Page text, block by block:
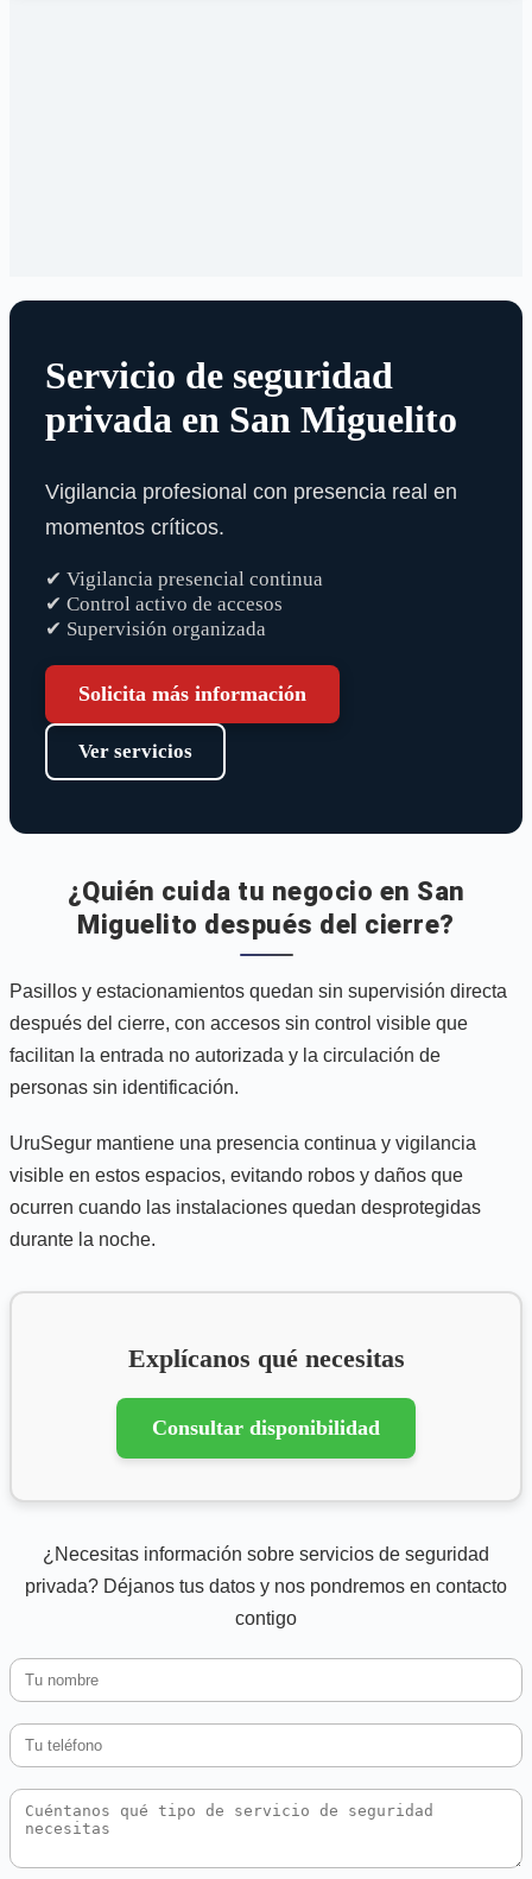
Servicio de seguridad
privada en San Miguelito
Vigilancia profesional con presencia real en
momentos críticos.
✔ Vigilancia presencial continua
✔ Control activo de accesos
✔ Supervisión organizada
Solicita más información
Ver servicios
¿Quién cuida tu negocio en San
Miguelito después del cierre?
Pasillos y estacionamientos quedan sin supervisión directa
después del cierre, con accesos sin control visible que
facilitan la entrada no autorizada y la circulación de
personas sin identificación.
UruSegur mantiene una presencia continua y vigilancia
visible en estos espacios, evitando robos y daños que
ocurren cuando las instalaciones quedan desprotegidas
durante la noche.
Explícanos qué necesitas
Consultar disponibilidad
¿Necesitas información sobre servicios de seguridad
privada? Déjanos tus datos y nos pondremos en contacto
contigo